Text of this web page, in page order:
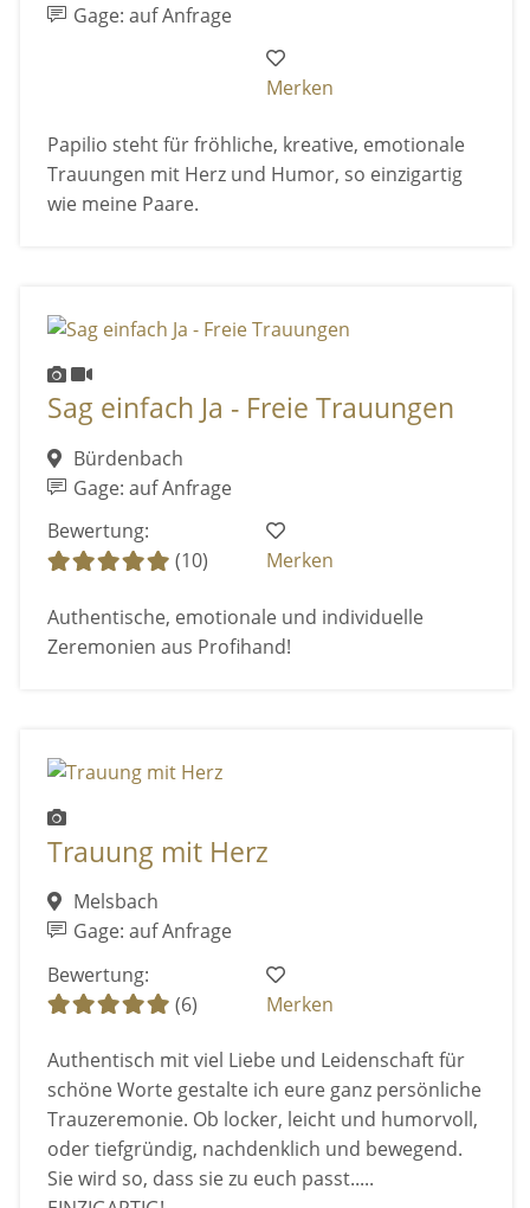
Gage: auf Anfrage
Merken
Papilio steht für fröhliche, kreative, emotionale
Trauungen mit Herz und Humor, so einzigartig
wie meine Paare.
Sag einfach Ja - Freie Trauungen
Bürdenbach
Gage: auf Anfrage
Bewertung:
(10)
Merken
Authentische, emotionale und individuelle
Zeremonien aus Profihand!
Trauung mit Herz
Melsbach
Gage: auf Anfrage
Bewertung:
(6)
Merken
Authentisch mit viel Liebe und Leidenschaft für
schöne Worte gestalte ich eure ganz persönliche
Trauzeremonie. Ob locker, leicht und humorvoll,
oder tiefgründig, nachdenklich und bewegend.
Sie wird so, dass sie zu euch passt.....